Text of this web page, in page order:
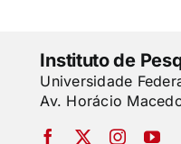
Instituto de
Universidade
Av. Horácio